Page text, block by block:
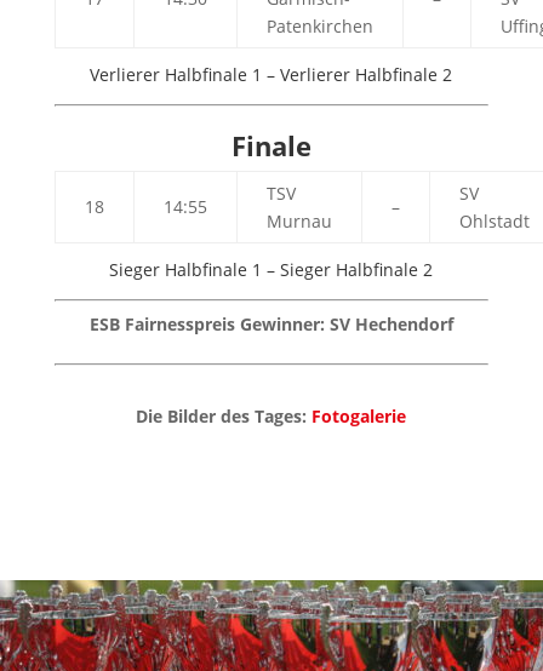
Patenkirchen
Verlierer Halbfinale 1 – Verlierer Halbfinale 2
Finale
18 14:55
TSV
Murnau
–
SV
Ohlstadt
Sieger Halbfinale 1 – Sieger Halbfinale 2
ESB Fairnesspreis Gewinner: SV Hechendorf
Die Bilder des Tages: Fotogalerie